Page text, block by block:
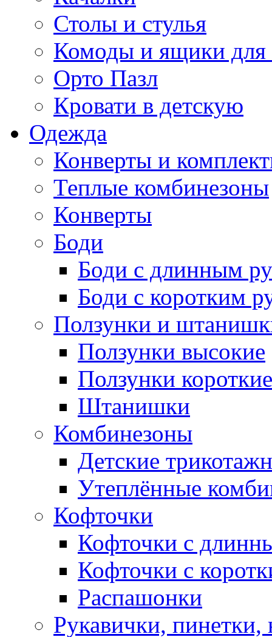
Столы и стулья
Комоды и ящики для
Орто Пазл
Кровати в детскую
Одежда
Конверты и
Теплые комбинезоны
Конверты
Боди
Боди с длинным
Боди с коротким
Ползунки и
Ползунки высокие
Ползунки короткие
Штанишки
Комбинезоны
Детские
Утеплённые
Кофточки
Кофточки с
Кофточки с
Распашонки
Рукавички, пинетки,